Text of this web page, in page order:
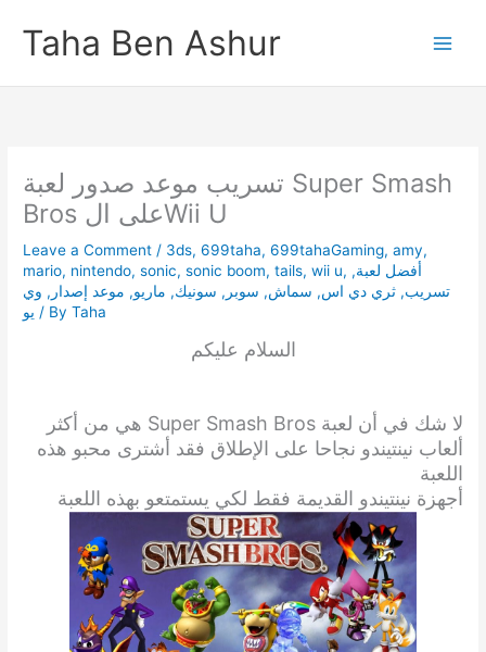
content
Taha Ben Ashur
تسريب موعد صدور لعبة Super Smash
Bros على الWii U
Leave a Comment / 3ds,699taha,699tahaGaming,amy,
mario, nintendo,sonic,sonic boom,tails,wii u, أفضل لعبة,
تسريب, ثري دي اس, سماش, سوبر , سونيك, ماريو, موعد إصدار , وي
يو / ByTaha
السلام عليكم
لا شك في أن لعبة Super Smash Bros هي من أكثر
ألعاب نينتيندو نجاحا على الإطلاق فقد أشترى محبو هذه
اللعبة
أجهزة نينتيندو القديمة فقط لكي يستمتعو بهذه اللعبة